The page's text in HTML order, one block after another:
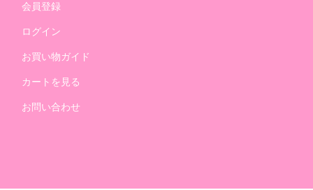
会員登録
ログイン
お買い物ガイド
カートを見る
お問い合わせ